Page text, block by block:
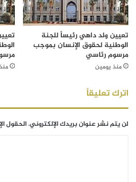
تعيين ولد داهي رئيساً للجنة
الوطنية لحقوق الإنسان بموجب
مرسوم رئاسي
منذ يومين
اترك تعليقاً
لن يتم نشر عنوان بريدك الإلكتروني.الحقول